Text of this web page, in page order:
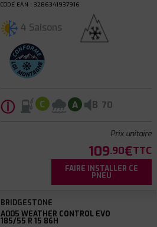
CODE EAN : 3286341937916
4 Saisons
ⓘ C A B 70
Prix unitaire
109.90€TTC
FAIRE INSTALLER CE
PNEU
BRIDGESTONE
A005 WEATHER CONTROL EVO
185/55 R 15 86H